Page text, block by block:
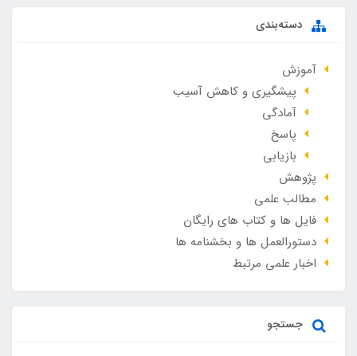
دسته‌بندی
آموزش
پیشگیری و کاهش آسیب
آمادگی
پاسخ
بازیابی
پژوهش
مطالب علمی
فایل ها و کتاب های رایگان
دستورالعمل ها و بخشنامه ها
اخبار علمی مرتبط
جستجو